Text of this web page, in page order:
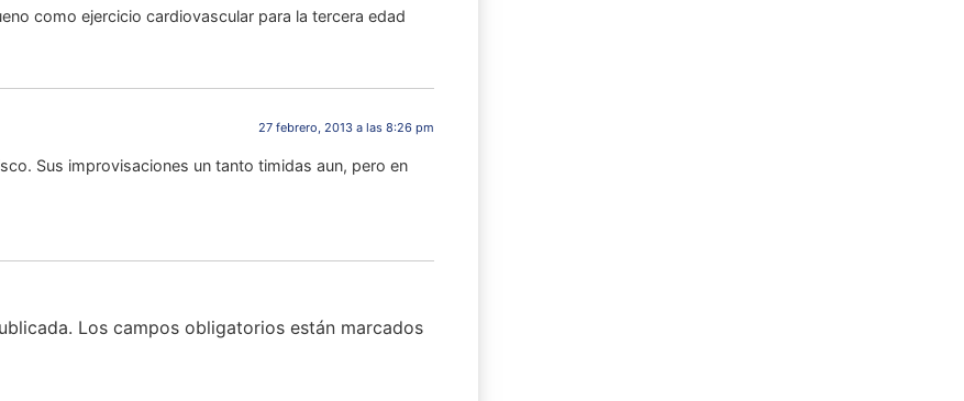
como ejercicio cardiovascular para la tercera edad
27 febrero, 2013 a las 8:26 pm
Sus improvisaciones un tanto timidas aun, pero en
Los campos obligatorios están marcados